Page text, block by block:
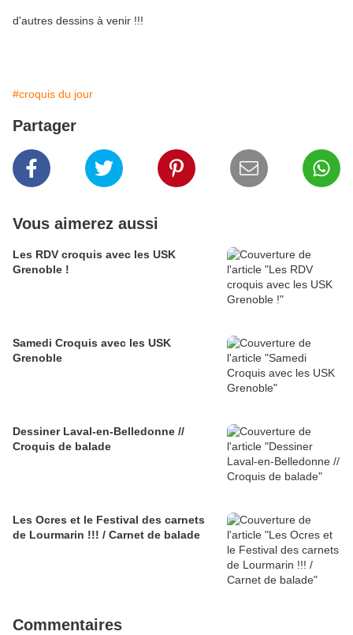
d'autres dessins à venir !!!
#croquis du jour
Partager
Vous aimerez aussi
Les RDV croquis avec les USK
Grenoble !
Samedi Croquis avec les USK
Grenoble
Dessiner Laval-en-Belledonne //
Croquis de balade
Les Ocres et le Festival des carnets
de Lourmarin !!! / Carnet de balade
Commentaires